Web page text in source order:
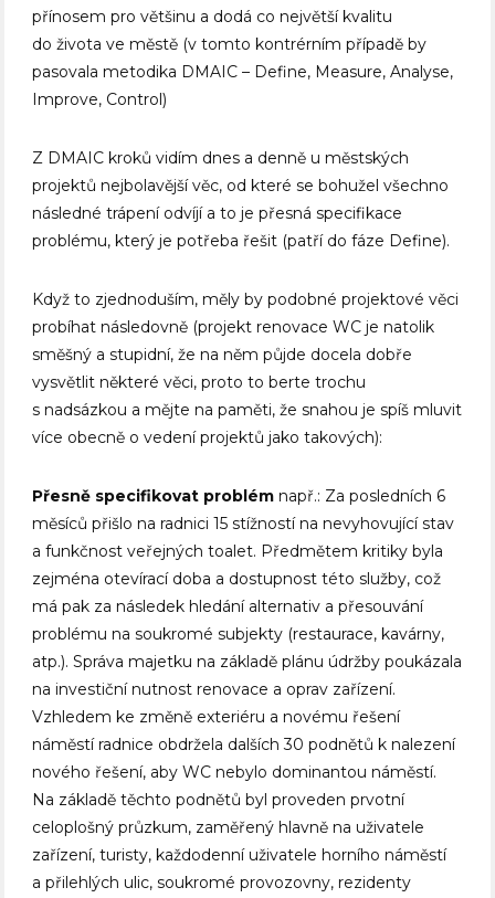
přínosem pro většinu a dodá co největší kvalitu
do života ve městě (v tomto kontrérním případě by
pasovala metodika DMAIC – Define, Measure, Analyse,
Improve, Control)
Z DMAIC kroků vidím dnes a denně u městských
projektů nejbolavější věc, od které se bohužel všechno
následné trápení odvíjí a to je přesná specifikace
problému, který je potřeba řešit (patří do fáze Define).
Když to zjednoduším, měly by podobné projektové věci
probíhat následovně (projekt renovace WC je natolik
směšný a stupidní, že na něm půjde docela dobře
vysvětlit některé věci, proto to berte trochu
s nadsázkou a mějte na paměti, že snahou je spíš mluvit
více obecně o vedení projektů jako takových):
Přesně specifikovat problém např.: Za posledních 6
měsíců přišlo na radnici 15 stížností na nevyhovující stav
a funkčnost veřejných toalet. Předmětem kritiky byla
zejména otevírací doba a dostupnost této služby, což
má pak za následek hledání alternativ a přesouvání
problému na soukromé subjekty (restaurace, kavárny,
atp.). Správa majetku na základě plánu údržby poukázala
na investiční nutnost renovace a oprav zařízení.
Vzhledem ke změně exteriéru a novému řešení
náměstí radnice obdržela dalších 30 podnětů k nalezení
nového řešení, aby WC nebylo dominantou náměstí.
Na základě těchto podnětů byl proveden prvotní
celoplošný průzkum, zaměřený hlavně na uživatele
zařízení, turisty, každodenní uživatele horního náměstí
a přilehlých ulic, soukromé provozovny, rezidenty